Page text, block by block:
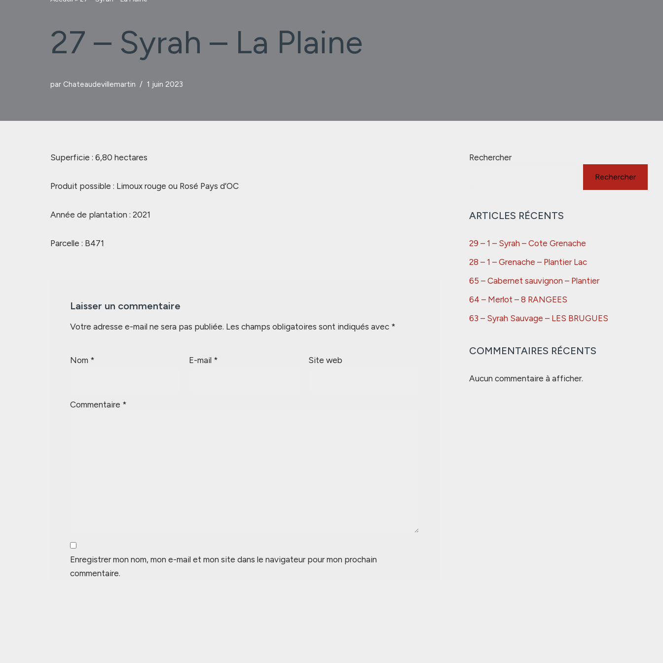
27 – Syrah – La Plaine
par Chateaudevillemartin 1 juin 2023
Superficie : 6,80 hectares
Produit possible : Limoux rouge ou Rosé Pays d’OC
Année de plantation : 2021
Parcelle : B471
Laisser un commentaire
Votre adresse e-mail ne sera pas publiée. Les champs obligatoires sont indiqués avec *
Nom * E-mail * Site web
Commentaire *
Enregistrer mon nom, mon e-mail et mon site dans le navigateur pour mon prochain
commentaire.
Rechercher
Rechercher
ARTICLES RÉCENTS
29 – 1 – Syrah – Cote Grenache
28 – 1 – Grenache – Plantier Lac
65 – Cabernet sauvignon – Plantier
64 – Merlot – 8 RANGEES
63 – Syrah Sauvage – LES BRUGUES
COMMENTAIRES RÉCENTS
Aucun commentaire à afficher.